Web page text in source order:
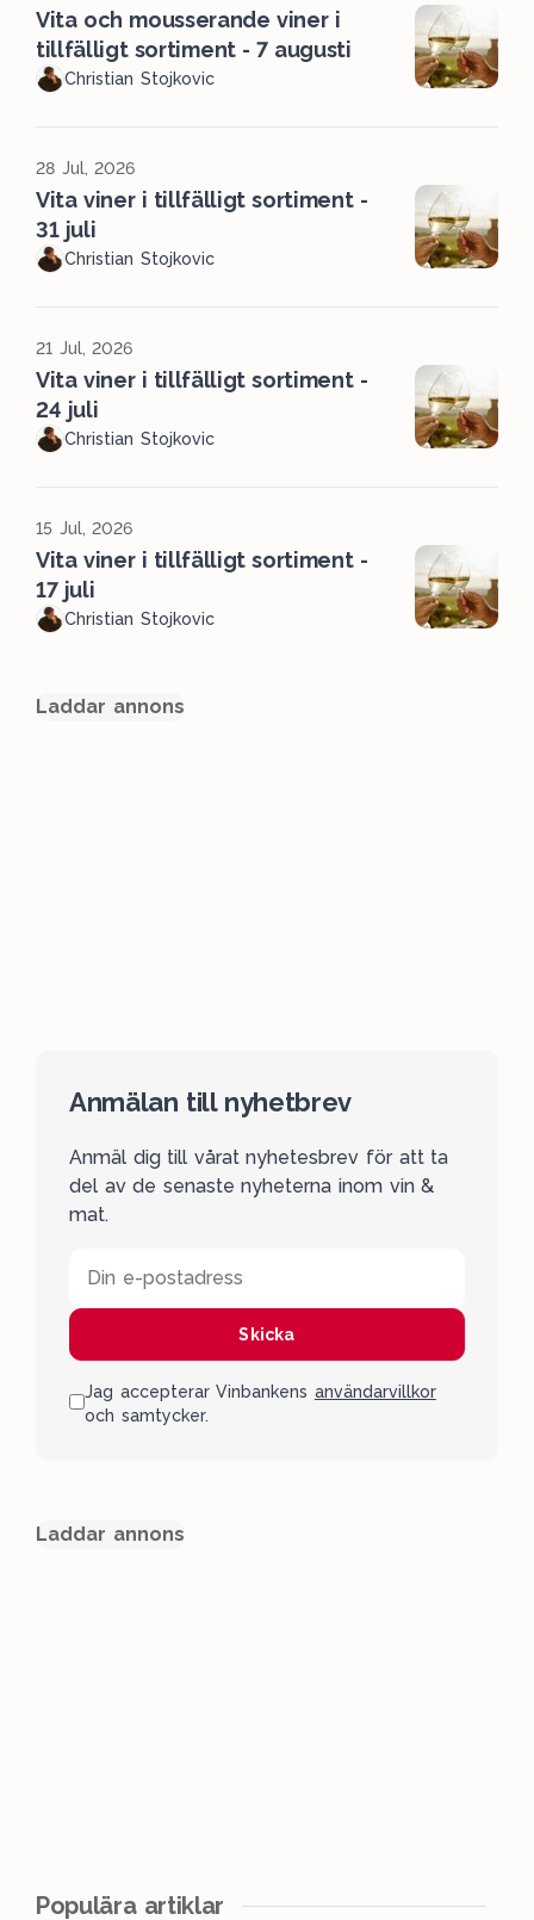
Vita och mousserande viner i
tillfälligt sortiment - 7 augusti
Christian Stojkovic
28 Jul, 2026
Vita viner i tillfälligt sortiment -
31 juli
Christian Stojkovic
21 Jul, 2026
Vita viner i tillfälligt sortiment -
24 juli
Christian Stojkovic
15 Jul, 2026
Vita viner i tillfälligt sortiment -
17 juli
Christian Stojkovic
Laddar annons
Anmälan till nyhetbrev
Anmäl dig till vårat nyhetesbrev för att ta
del av de senaste nyheterna inom vin &
mat.
Din e-postadress
Skicka
Jag accepterar Vinbankens användarvillkor
och samtycker.
Laddar annons
Populära artiklar